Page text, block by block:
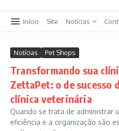
Início Site Notícias
Notícias Pet Shops
Transformando sua
ZettaPet: o de sucesso
clínica veterinária
Quando se trata de administrar
eficiência e a organização são